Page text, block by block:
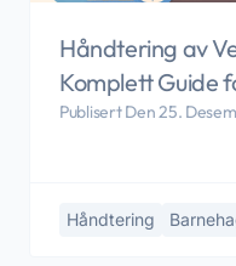
Håndtering av
Komplett Guide
Publisert Den 25.
Håndtering